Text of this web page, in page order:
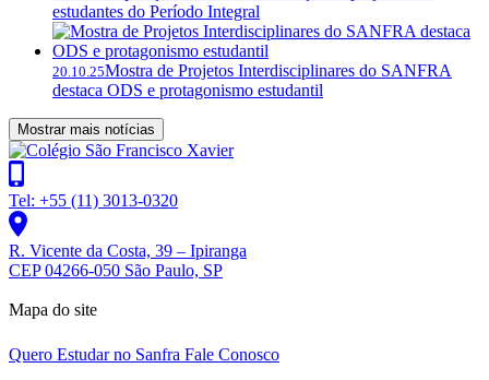
estudantes do Período Integral
20.10.25Mostra de Projetos Interdisciplinares do SANFRA
destaca ODS e protagonismo estudantil
Mostrar mais notícias
Tel: +55 (11) 3013-0320
R. Vicente da Costa, 39 – Ipiranga
CEP 04266-050 São Paulo, SP
Mapa do site
Quero Estudar no Sanfra Fale Conosco